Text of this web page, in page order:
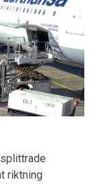
riktning